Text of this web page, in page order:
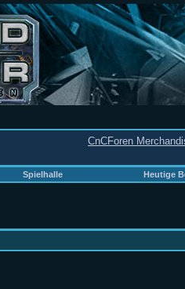
CnCForen
Spielhalle Heutige